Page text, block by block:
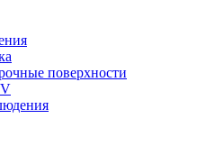
поверхности